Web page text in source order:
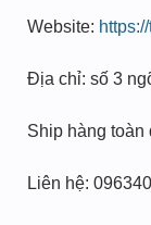
Website:
Địa chỉ: số 3
Ship hàng toàn
Liên hệ: